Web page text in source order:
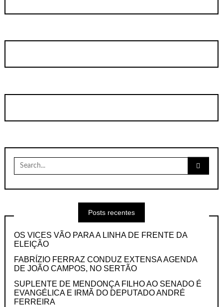
Search
for:
Posts recentes
OS VICES VÃO PARA A LINHA DE FRENTE DA
ELEIÇÃO
FABRÍZIO FERRAZ CONDUZ EXTENSA AGENDA
DE JOÃO CAMPOS, NO SERTÃO
SUPLENTE DE MENDONÇA FILHO AO SENADO É
EVANGÉLICA E IRMÃ DO DEPUTADO ANDRÉ
FERREIRA